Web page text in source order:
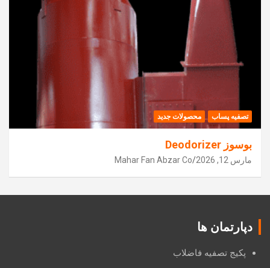
تصفیه پساب محصولات جدید
بوسوز Deodorizer
مارس 12, 2026 Mahar Fan Abzar Co
دپارتمان ها
پکیج تصفیه فاضلاب